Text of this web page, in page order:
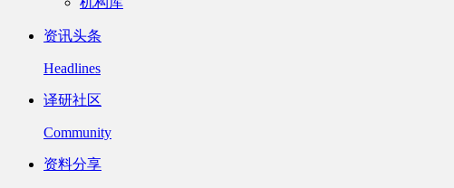
资讯头条
Headlines
译研社区
Community
资料分享